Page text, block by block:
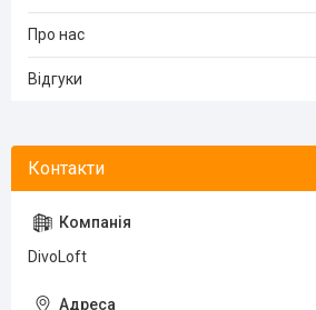
Про нас
Відгуки
DivoLoft